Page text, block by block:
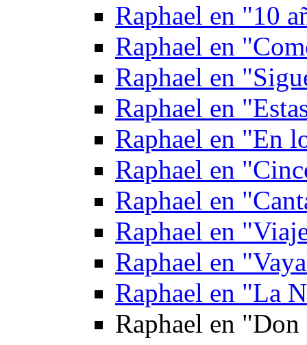
Raphael en "10
Raphael en
Raphael en
Raphael en
Raphael en "En
Raphael en
Raphael en
Raphael en
Raphael en
Raphael en "La
Raphael en